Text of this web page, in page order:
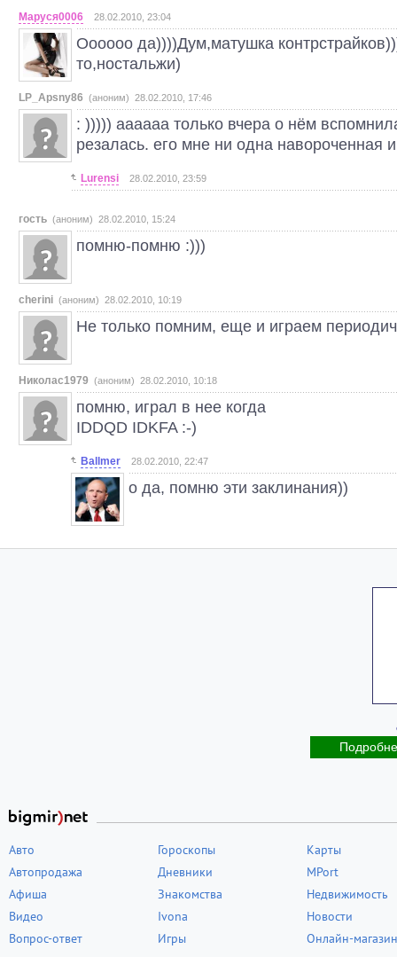
Маруся0006 28.02.2010, 23:04
Оооооо да))))Дум,матушка
то,ностальжи)
LP_Apsny86 (аноним) 28.02.2010, 17:46
: ))))) аааааа только вчера о нём
резалась. его мне ни одна навороченная
Lurensi 28.02.2010, 23:59
гость (аноним) 28.02.2010, 15:24
помню-помню :)))
cherini (аноним) 28.02.2010, 10:19
Не только помним, еще и играем
Николас1979 (аноним) 28.02.2010, 10:18
помню, играл в нее когда
IDDQD IDKFA :-)
Ballmer 28.02.2010, 22:47
о да, помню эти заклинания))
Авто
Автопродажа
Афиша
Видео
Вопрос-ответ
Гороскопы
Дневники
Знакомства
Ivona
Игры
Карты
MPort
Недвижимость
Новости
Онлайн-магазин